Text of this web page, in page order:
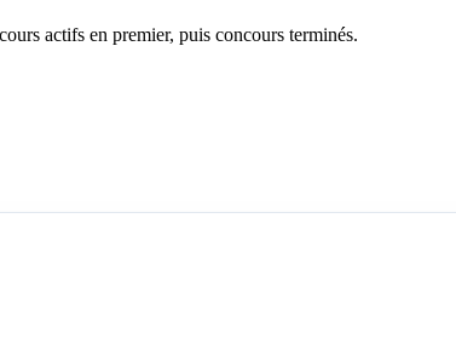
actifs en premier, puis concours terminés.